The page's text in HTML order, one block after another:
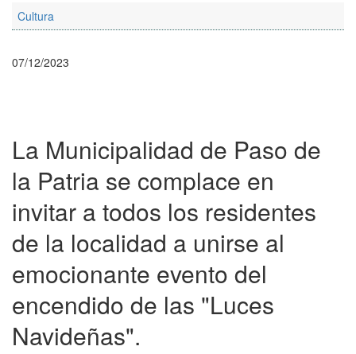
Cultura
07/12/2023
La Municipalidad de Paso de
la Patria se complace en
invitar a todos los residentes
de la localidad a unirse al
emocionante evento del
encendido de las "Luces
Navideñas".